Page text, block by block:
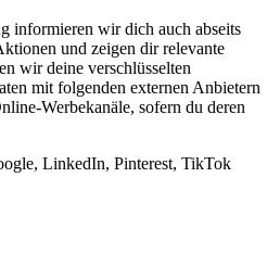
informieren wir dich auch abseits
und zeigen dir relevante
wir deine verschlüsselten
mit folgenden externen Anbietern
Werbekanäle, sofern du deren
LinkedIn, Pinterest, TikTok